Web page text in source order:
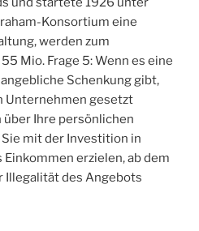
Konsortium eine
werden zum
Mio. Frage 5: Wenn es eine
Schenkung gibt,
Unternehmen gesetzt
über Ihre persönlichen
mit der Investition in
erzielen, ab dem
Illegalität des Angebots